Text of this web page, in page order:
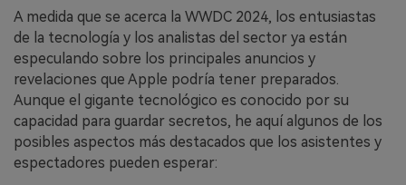
A medida que se acerca la WWDC 2024, los entusiastas
de la tecnología y los analistas del sector ya están
especulando sobre los principales anuncios y
revelaciones que Apple podría tener preparados.
Aunque el gigante tecnológico es conocido por su
capacidad para guardar secretos, he aquí algunos de los
posibles aspectos más destacados que los asistentes y
espectadores pueden esperar: